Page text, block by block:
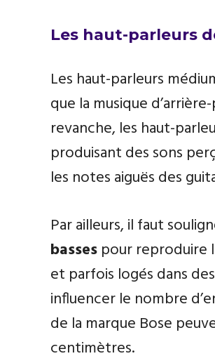
Les haut-parleurs
Les haut-parleurs
que la musique
revanche, les haut-
produisant des sons
les notes aiguës des
Par ailleurs, il faut
basses pour reproduire
et parfois logés dans
influencer le nombre
de la marque Bose
centimètres.